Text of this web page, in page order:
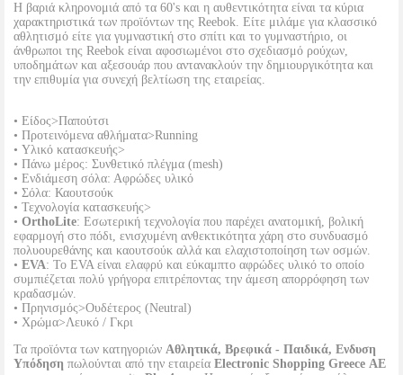
Η βαριά κληρονομιά από τα 60's και η αυθεντικότητα είναι τα κύρια
χαρακτηριστικά των προϊόντων της Reebok. Είτε μιλάμε για κλασσικό
αθλητισμό είτε για γυμναστική στο σπίτι και το γυμναστήριο, οι
άνθρωποι της Reebok είναι αφοσιωμένοι στο σχεδιασμό ρούχων,
υποδημάτων και αξεσουάρ που αντανακλούν την δημιουργικότητα και
την επιθυμία για συνεχή βελτίωση της εταιρείας.
• Είδος>Παπούτσι
• Προτεινόμενα αθλήματα>Running
• Υλικό κατασκευής>
• Πάνω μέρος: Συνθετικό πλέγμα (mesh)
• Ενδιάμεση σόλα: Αφρώδες υλικό
• Σόλα: Καουτσούκ
• Τεχνολογία κατασκευής>
• OrthoLite: Εσωτερική τεχνολογία που παρέχει ανατομική, βολική
εφαρμογή στο πόδι, ενισχυμένη ανθεκτικότητα χάρη στο συνδυασμό
πολυουρεθάνης και καουτσούκ αλλά και ελαχιστοποίηση των οσμών.
• EVA: To EVA είναι ελαφρύ και εύκαμπτο αφρώδες υλικό το οποίο
συμπιέζεται πολύ γρήγορα επιτρέποντας την άμεση απορρόφηση των
κραδασμών.
• Πρηνισμός>Ουδέτερος (Neutral)
• Χρώμα>Λευκό / Γκρι
Τα προϊόντα των κατηγοριών Αθλητικά, Βρεφικά - Παιδικά, Ενδυση
Υπόδηση πωλούνται από την εταιρεία Electronic Shopping Greece ΑΕ